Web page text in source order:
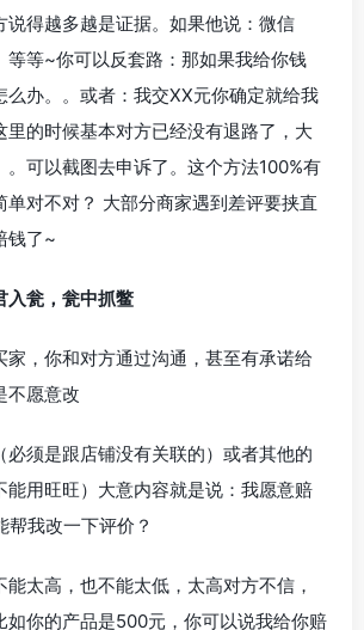
说得越多越是证据。如果他说：微信
等等~你可以反套路：那如果我给你钱
么办。。或者：我交XX元你确定就给我
里的时候基本对方已经没有退路了，大
。可以截图去申诉了。这个方法100%有
单对不对？ 大部分商家遇到差评要挟直
钱了~
入瓮，瓮中抓鳖
家，你和对方通过沟通，甚至有承诺给
不愿意改
必须是跟店铺没有关联的）或者其他的
能用旺旺）大意内容就是说：我愿意赔
我改一下评价？
太高，也不能太低，太高对方不信，
如你的产品是500元，你可以说我给你赔